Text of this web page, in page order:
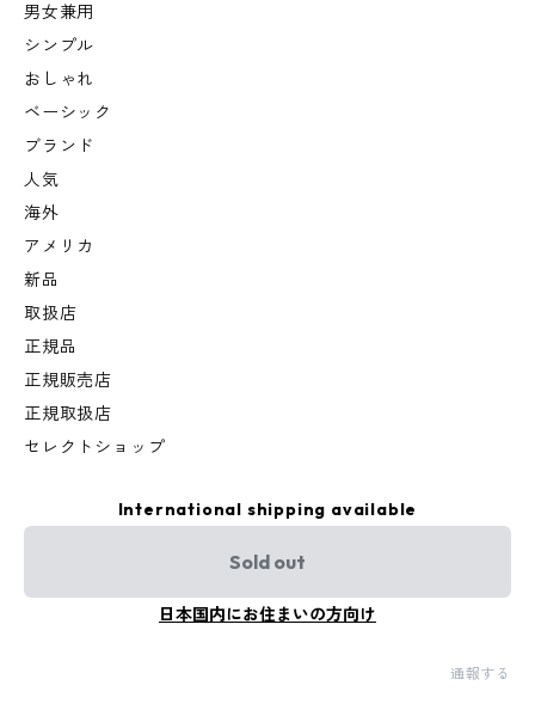
男女兼用
シンプル
おしゃれ
ベーシック
ブランド
人気
海外
アメリカ
新品
取扱店
正規品
正規販売店
正規取扱店
セレクトショップ
International shipping available
Sold out
日本国内にお住まいの方向け
通報する